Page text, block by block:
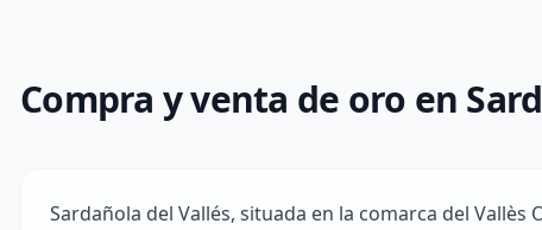
Compra y venta de oro en
Sardañola del Vallés, situada en la comarca del